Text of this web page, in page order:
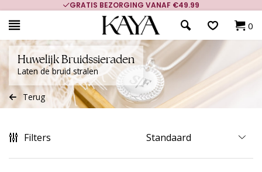
VANAF €49.99
0
Huwelijk Bruidssieraden
Laten de bruid stralen
Terug
Filters